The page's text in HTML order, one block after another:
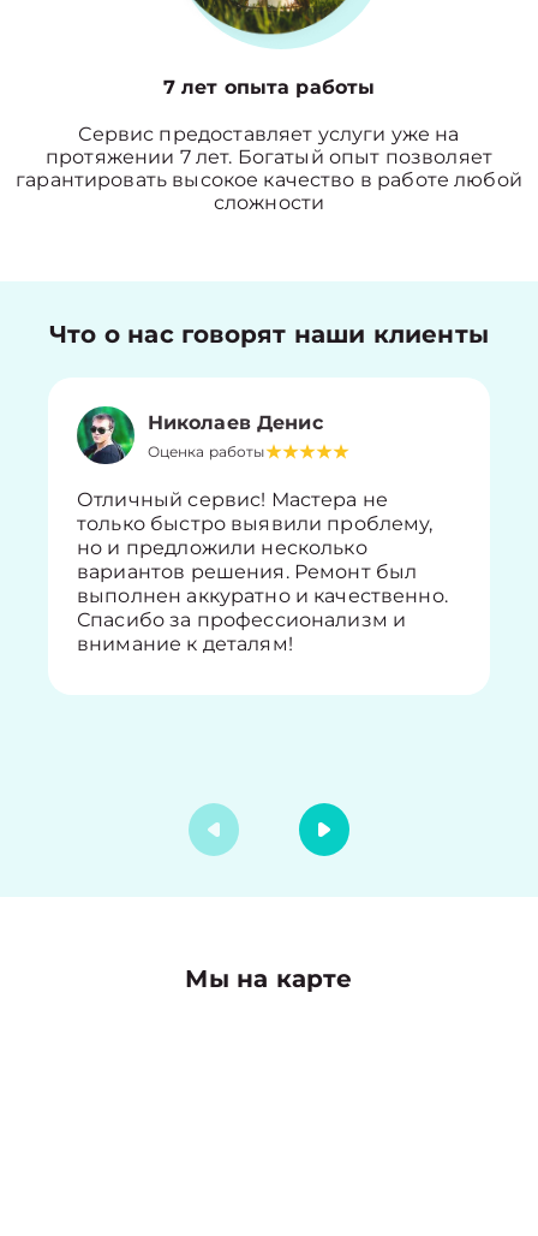
7 лет опыта работы
Сервис предоставляет услуги уже на
протяжении 7 лет. Богатый опыт позволяет
гарантировать высокое качество в работе любой
сложности
Что о нас говорят наши клиенты
Николаев Денис
Оценка работы
Отличный сервис! Мастера не
только быстро выявили проблему,
но и предложили несколько
вариантов решения. Ремонт был
выполнен аккуратно и качественно.
Спасибо за профессионализм и
внимание к деталям!
Мы на карте